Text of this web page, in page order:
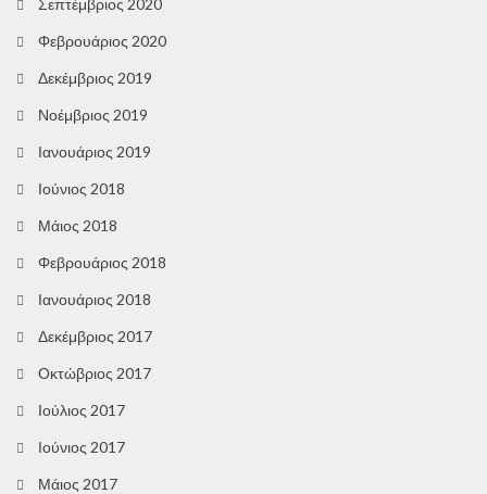
Σεπτέμβριος 2020
Φεβρουάριος 2020
Δεκέμβριος 2019
Νοέμβριος 2019
Ιανουάριος 2019
Ιούνιος 2018
Μάιος 2018
Φεβρουάριος 2018
Ιανουάριος 2018
Δεκέμβριος 2017
Οκτώβριος 2017
Ιούλιος 2017
Ιούνιος 2017
Μάιος 2017